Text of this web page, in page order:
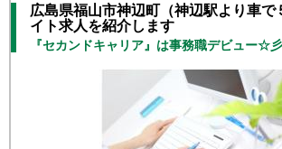
広島県福山市神辺町（神辺駅より車で
イト求人を紹介します
『セカンドキャリア』は事務職デビュー☆彡